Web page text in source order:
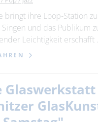
bringt ihre Loop-Station
und das Publikum
Leichtigkeit erschafft
Glaswerkstatt